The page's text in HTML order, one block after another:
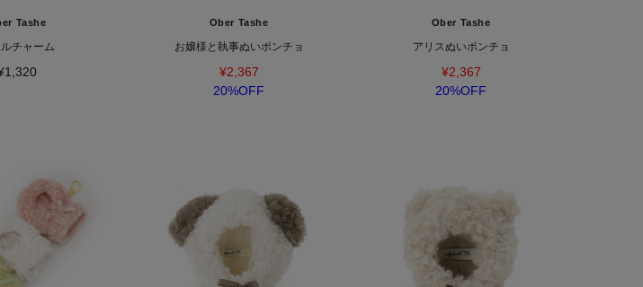
Tashe
チャーム
Ober Tashe
お嬢様と執事ぬいポンチョ
¥2,367
20%OFF
Ober Tashe
アリスぬいポンチョ
¥2,367
20%OFF